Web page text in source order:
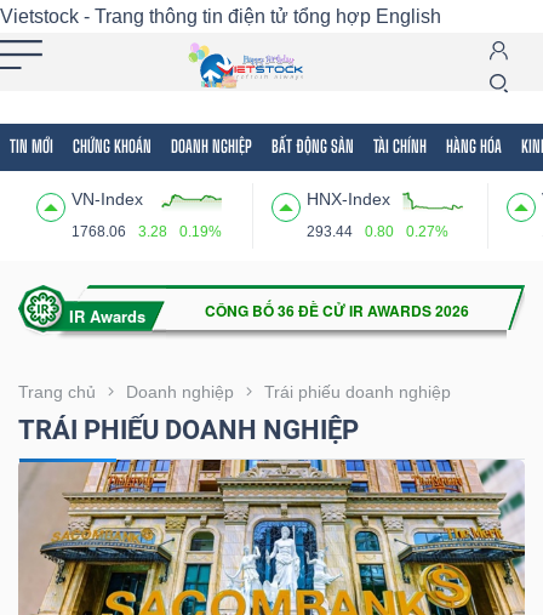
Vietstock - Trang thông tin điện tử tổng hợp English
TIN MỚI CHỨNG KHOÁN DOANH NGHIỆP BẤT ĐỘNG SẢN TÀI CHÍNH HÀNG HÓA
VN-Index
1768.06 3.28 0.19%
HNX-Index
293.44 0.80 0.27%
Trang chủ Doanh nghiệp Trái phiếu doanh nghiệp
TRÁI PHIẾU DOANH NGHIỆP
Tất cả Tính năng Ngành Mã chứng khoán
Tính
(-)
VIETSTOCK
CHỨNG
KHOÁN